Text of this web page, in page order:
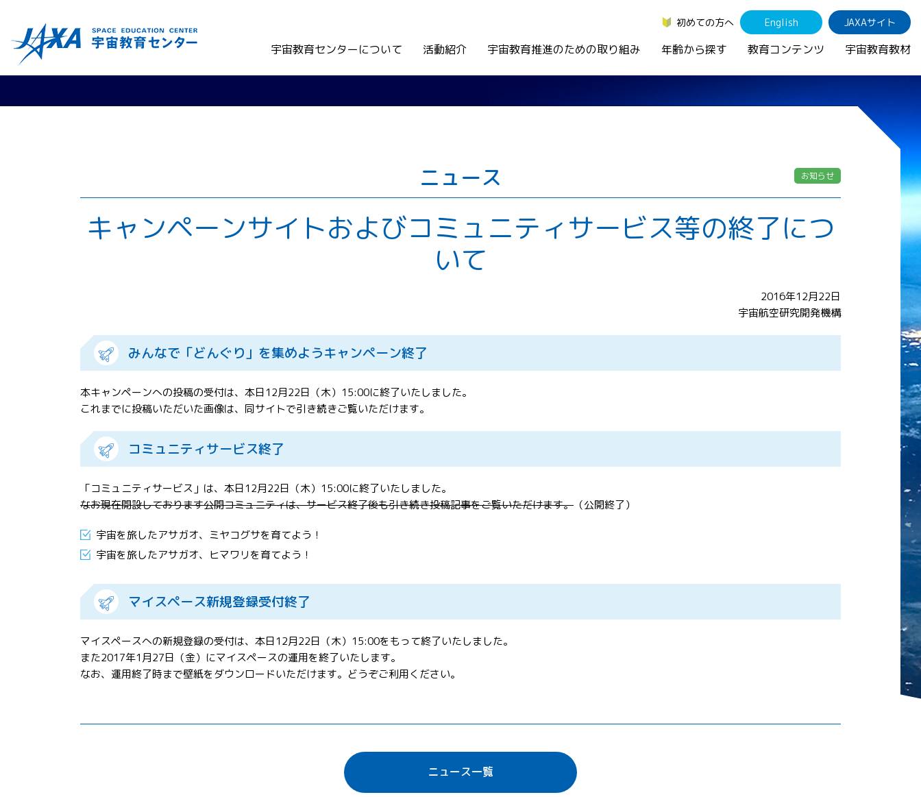
初めての方へ English JAXAサイト
宇宙教育センターについて 活動紹介 宇宙教育推進のための取り組み 年齢から探す 教育コンテンツ 宇宙教育教材
ニュース お知らせ
キャンペーンサイトおよびコミュニティサービス等の終了につ
いて
2016年12月22日
宇宙航空研究開発機構
みんなで「どんぐり」を集めようキャンペーン終了
本キャンペーンへの投稿の受付は、本日12月22日（木）15:00に終了いたしました。
これまでに投稿いただいた画像は、同サイトで引き続きご覧いただけます。
コミュニティサービス終了
「コミュニティサービス」は、本日12月22日（木）15:00に終了いたしました。
なお現在開設しております公開コミュニティは、サービス終了後も引き続き投稿記事をご覧いただけます。 （公開終了）
宇宙を旅したアサガオ、ミヤコグサを育てよう！
宇宙を旅したアサガオ、ヒマワリを育てよう！
マイスペース新規登録受付終了
マイスペースへの新規登録の受付は、本日12月22日（木）15:00をもって終了いたしました。
また2017年1月27日（金）にマイスペースの運用を終了いたします。
なお、運用終了時まで壁紙をダウンロードいただけます。どうぞご利用ください。
ニュース一覧